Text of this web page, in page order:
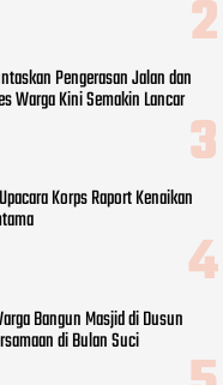
Pengerasan Jalan dan
Warga Kini Semakin Lancar
Korps Raport Kenaikan
Bangun Masjid di Dusun
di Bulan Suci